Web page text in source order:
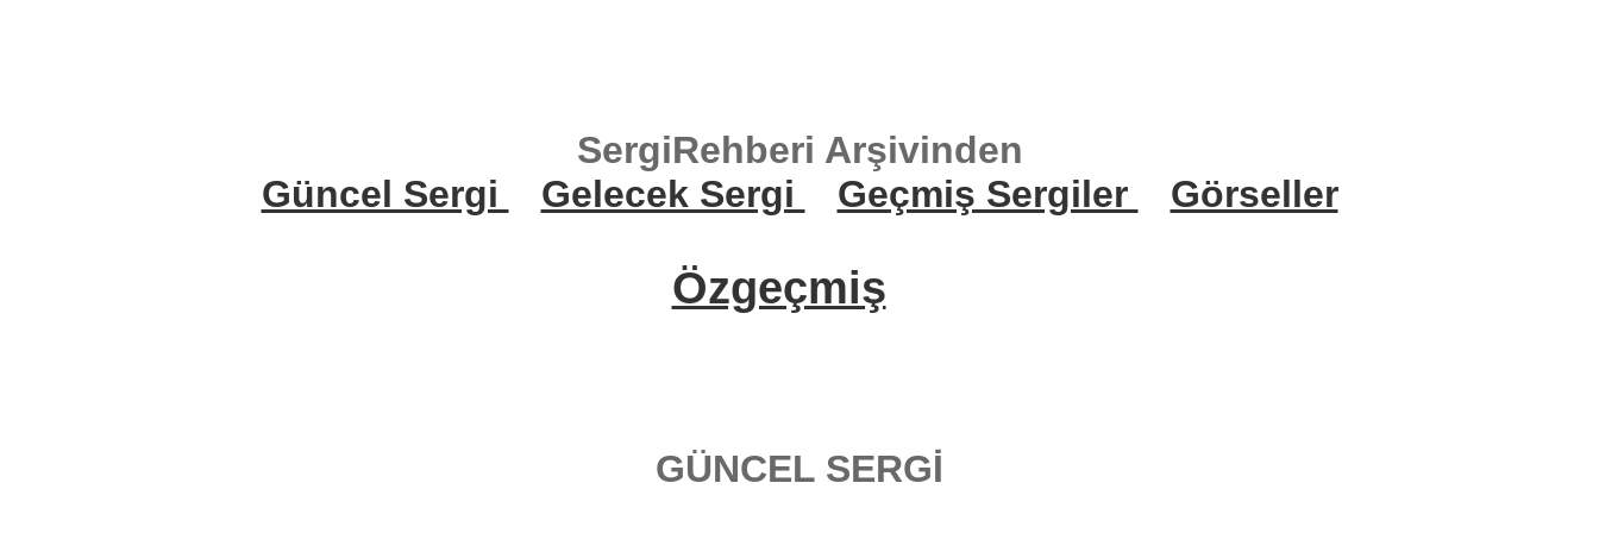
SergiRehberi Arşivinden
Güncel Sergi
Gelecek Sergi Geçmiş Sergiler Görseller
Özgeçmiş
GÜNCEL SERGİ